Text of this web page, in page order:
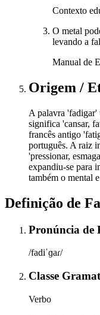
Contexto
O metal
levando a
Manual de
Origem /
A palavra 'fadigar'
significa 'cansar,
francês antigo
português. A raiz
'pressionar,
expandiu-se para
também o mental
Definição de
Pronúncia de
/fadiˈɡaɾ/
Classe
Verbo